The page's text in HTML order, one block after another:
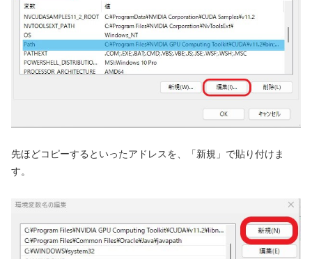
先ほどコピーするといったアドレスを、「新規」で貼り付けま
す。